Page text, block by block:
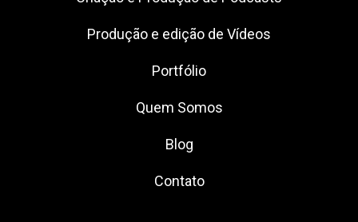
Produção e edição de Vídeos
Portfólio
Quem Somos
Blog
Contato